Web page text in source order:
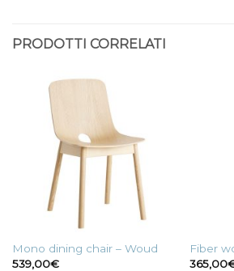
PRODOTTI CORRELATI
Mono dining chair – Woud
539,00€
Fiber
365,00